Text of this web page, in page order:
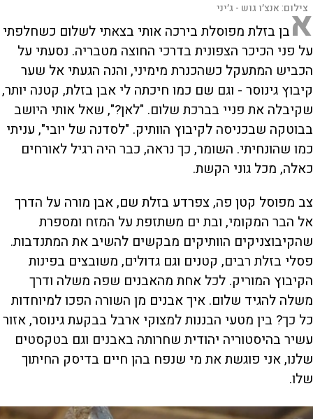
צילום:אנצ׳ו גוש - ג׳יני אבן בזלת מפוסלת בירכה אותי בצאתי לשלום כשחלפתי
על פני הכיכר הצפונית בדרכי החוצה מטבריה. נסעתי על
הכביש המתעקל כשהכנרת מימיני, והנה הגעתי אל שער
קיבוץ גינוסר - וגם שם כמו חיכתה לי אבן בזלת, קטנה יותר,
שקיבלה את פניי בברכת שלום. "לאן?", שאל אותי היושב
בבוטקה שבכניסה לקיבוץ הוותיק. "לסדנה של יובי", עניתי
כמו שהונחיתי. השומר, כך נראה, כבר היה רגיל לאורחים
כאלה, מכל גוני הקשת.
צב מפוסל קטן פה, צפרדע בזלת שם, אבן מורה על הדרך
אל הבר המקומי, ובת ים משתזפת על המזח ומספרת
שהקיבוצניקים הוותיקים מבקשים להשיב את המתנדבות.
פסלי בזלת רבים, קטנים וגם גדולים, משובצים בפינות
הקיבוץ המוריק. לכל אחת מהאבנים שפה משלה ודרך
משלה להגיד שלום. איך אבנים מן השורה הפכו למיוחדות
כל כך? בין מטעי הבננות למצוקי ארבל בבקעת גינוסר, אזור
עשיר בהיסטוריה יהודית שחרותה באבנים וגם בטקסטים
שלנו, אני פוגשת את מי שנפח בהן חיים בדיסק החיתוך
שלו.